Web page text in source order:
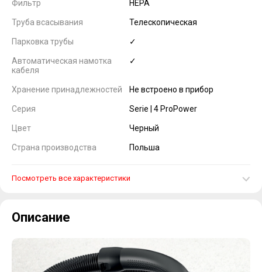
Фильтр HEPA
Труба всасывания Телескопическая
Парковка трубы ✓
Автоматическая намотка
кабеля
✓
Хранение принадлежностей Не встроено в прибор
Серия Serie | 4 ProPower
Цвет Черный
Страна производства Польша
Посмотреть все характеристики
Описание